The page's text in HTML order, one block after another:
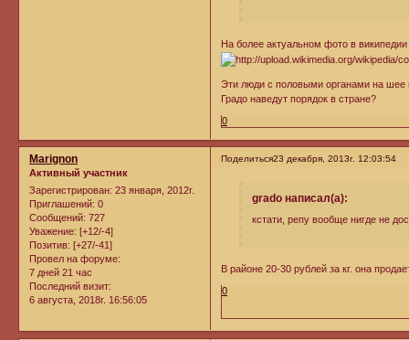
На более актуальном фото в
Эти люди с половыми органами на шее
Градо наведут порядок в стране?
0
Поделиться23 декабря, 2013г. 12:03:54
Marignon
Активный участник
Зарегистрирован: 23 января, 2012г.
Приглашений: 0
Сообщений: 727
Уважение: [+12/-4]
Позитив: [+27/-41]
Провел на форуме:
7 дней 21 час
Последний визит:
6 августа, 2018г. 16:56:05
grado написал(а):
кстати, репу вообще нигде не
В районе 20-30 рублей за кг. она
0